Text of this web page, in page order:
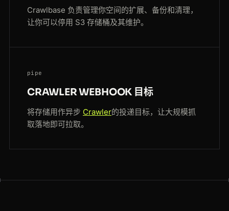
Crawlbase 负责管理你空间的扩展、备份和清理，
让你可以停用 S3 存储桶及其维护。
pipe
CRAWLER WEBHOOK 目标
将存储用作异步 Crawler的投递目标，让大规模抓
取落地即可拉取。